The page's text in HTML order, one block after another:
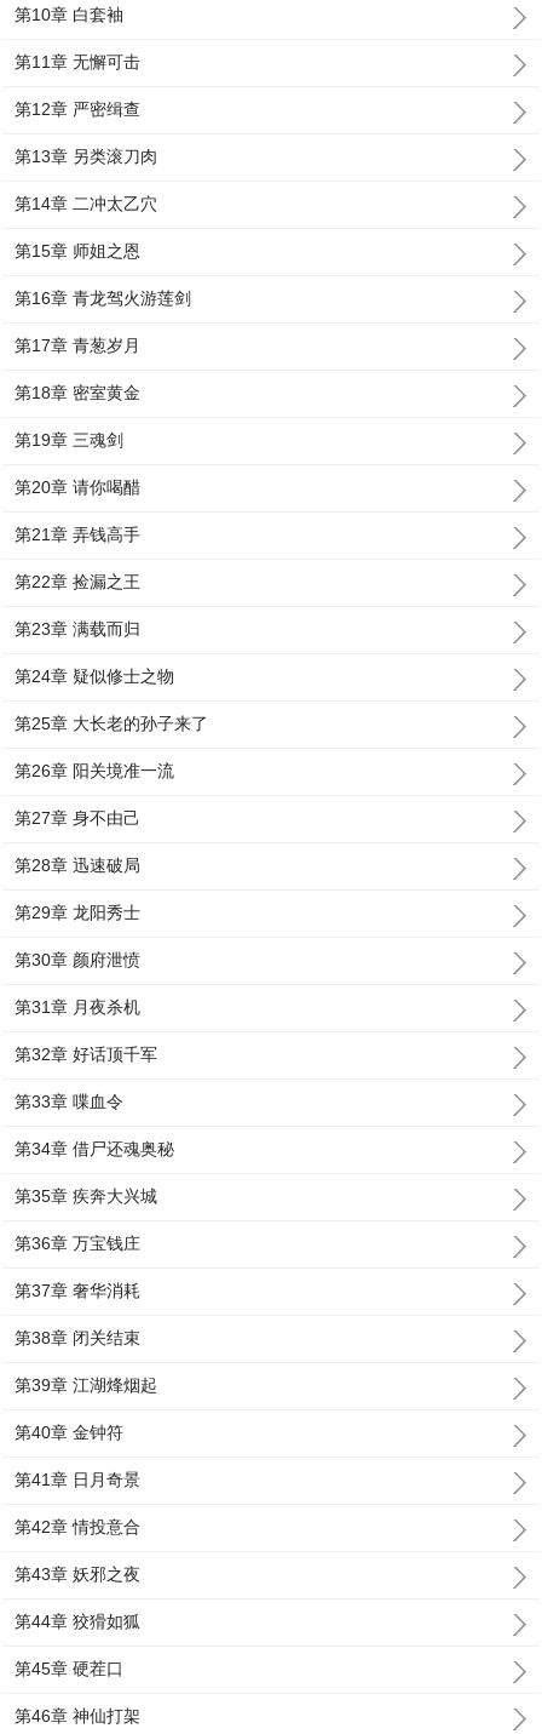
第10章 白套袖
第11章 无懈可击
第12章 严密缉查
第13章 另类滚刀肉
第14章 二冲太乙穴
第15章 师姐之恩
第16章 青龙驾火游莲剑
第17章 青葱岁月
第18章 密室黄金
第19章 三魂剑
第20章 请你喝醋
第21章 弄钱高手
第22章 捡漏之王
第23章 满载而归
第24章 疑似修士之物
第25章 大长老的孙子来了
第26章 阳关境准一流
第27章 身不由己
第28章 迅速破局
第29章 龙阳秀士
第30章 颜府泄愤
第31章 月夜杀机
第32章 好话顶千军
第33章 喋血令
第34章 借尸还魂奥秘
第35章 疾奔大兴城
第36章 万宝钱庄
第37章 奢华消耗
第38章 闭关结束
第39章 江湖烽烟起
第40章 金钟符
第41章 日月奇景
第42章 情投意合
第43章 妖邪之夜
第44章 狡猾如狐
第45章 硬茬口
第46章 神仙打架